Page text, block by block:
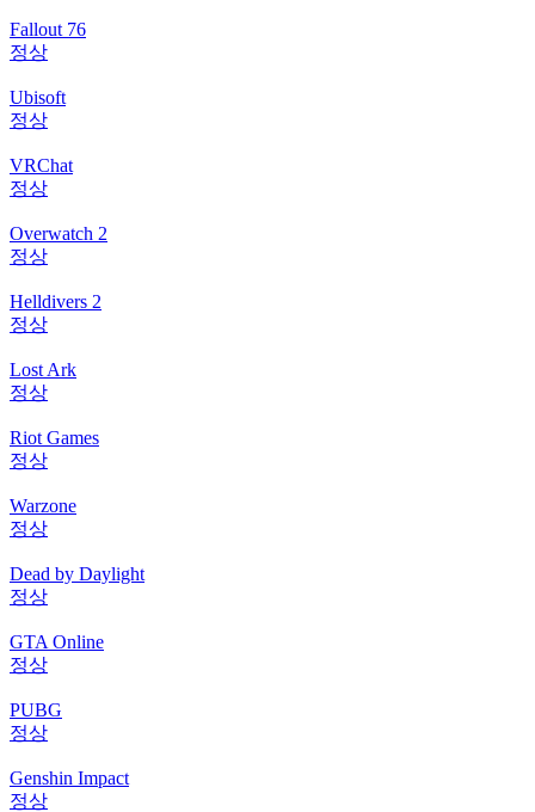
Fallout 76
정상
Ubisoft
정상
VRChat
정상
Overwatch 2
정상
Helldivers 2
정상
Lost Ark
정상
Riot Games
정상
Warzone
정상
Dead by Daylight
정상
GTA Online
정상
PUBG
정상
Genshin Impact
정상